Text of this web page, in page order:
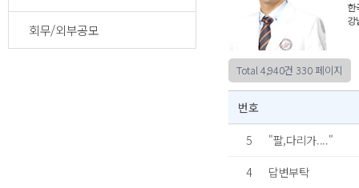
회무/외부공모
Total 4,940건 330 페이지
번호
5
"팔,다리가...."
4
답변부탁